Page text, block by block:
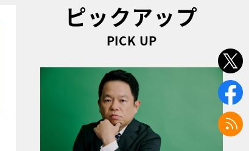
ピックアップ
PICK UP